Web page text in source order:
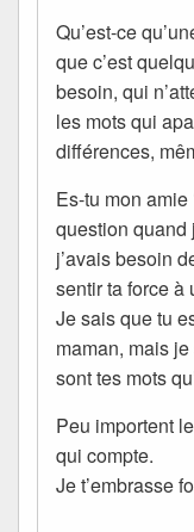
Qu’est-ce
que c’est
besoin, qui
les mots qui
différences,
Es-tu mon
question quand
j’avais besoin
sentir ta force à
Je sais que tu
maman, mais
sont tes mots
Peu importent
qui compte.
Je t’embrasse